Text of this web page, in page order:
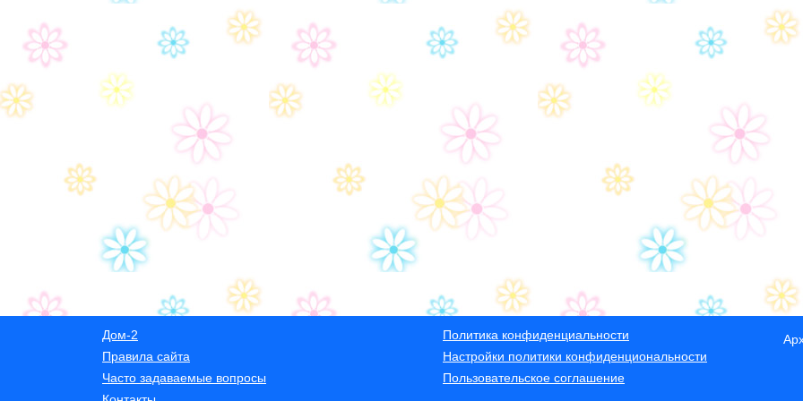
Дом-2
Правила сайта
Часто задаваемые вопросы
Политика конфиденциальности
Настройки политики конфиденциональности
Пользовательское соглашение